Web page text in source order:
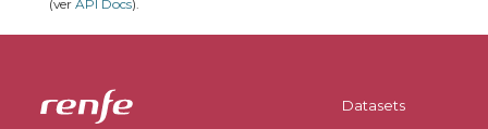
(ver API Docs).
Datasets